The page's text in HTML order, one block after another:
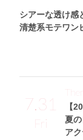
シアーな透け感
清楚系モテワ
7.31
Fri
【
夏
ア